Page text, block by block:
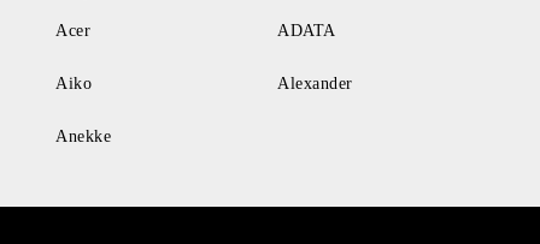
Acer ADATA
Aiko Alexander
Anekke